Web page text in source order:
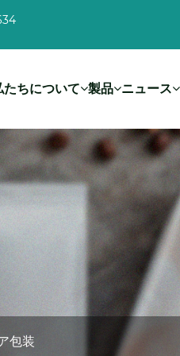
たちについて 製品 ニュース
包装